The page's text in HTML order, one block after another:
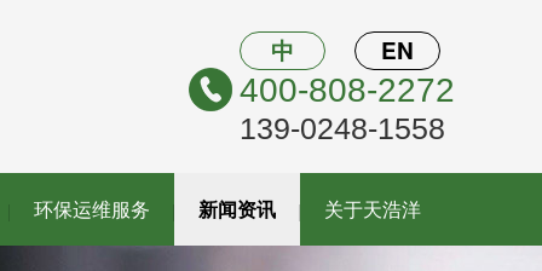
中 EN
400-808-2272
139-0248-1558
环保运维服务 新闻资讯 关于天浩洋